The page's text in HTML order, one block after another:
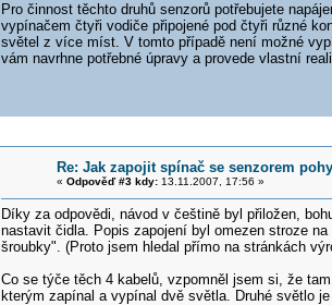
Pro činnost těchto druhů senzorů potřebujete
vypínačem čtyři vodiče připojené pod čtyři různé
světel z více míst. V tomto případě není možné
vám navrhne potřebné úpravy a provede vlastní
Re: Jak zapojit spínač se senzorem
« Odpověď #3 kdy:13.11.2007, 17:56 »
Díky za odpovědi, návod v češtině byl přiložen,
nastavit čidla. Popis zapojení byl omezen stroze
šroubky". (Proto jsem hledal přímo na stránkách
Co se týče těch 4 kabelů, vzpomněl jsem si, že
kterým zapínal a vypínal dvě světla. Druhé světlo